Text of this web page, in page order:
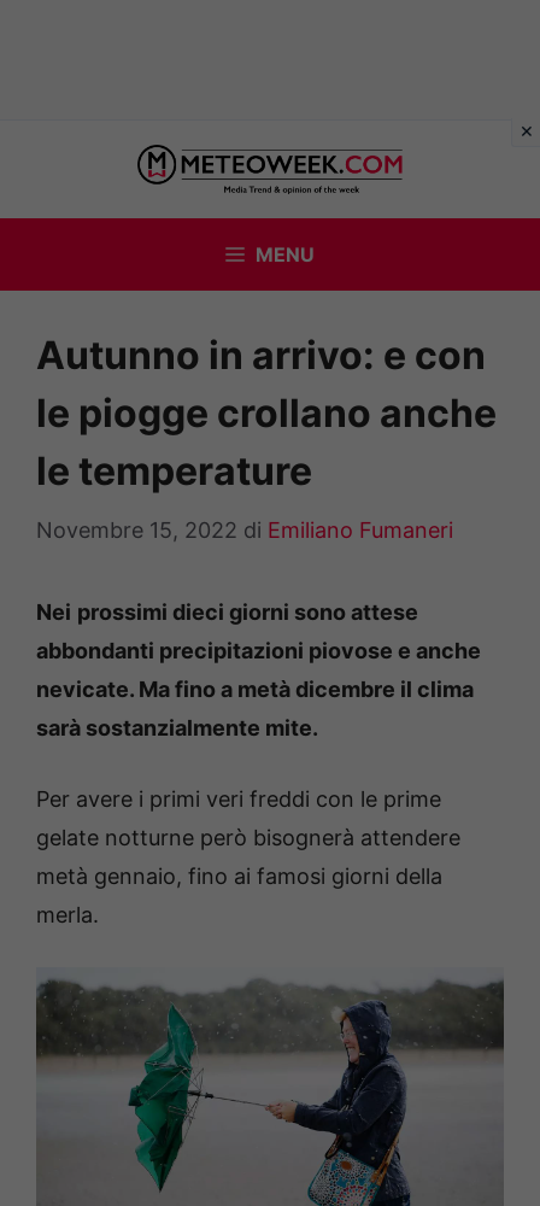
contenuto
MENU
Autunno in arrivo: e con
le piogge crollano anche
le temperature
Novembre 15, 2022 di Emiliano Fumaneri
Nei prossimi dieci giorni sono attese
abbondanti precipitazioni piovose e anche
nevicate. Ma fino a metà dicembre il clima
sarà sostanzialmente mite.
Per avere i primi veri freddi con le prime
gelate notturne però bisognerà attendere
metà gennaio, fino ai famosi giorni della
merla.